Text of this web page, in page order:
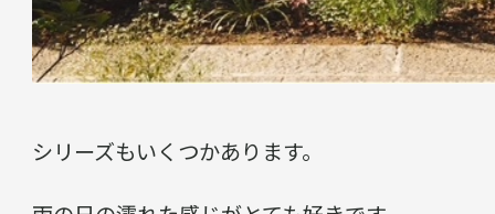
シリーズもいくつかあります。